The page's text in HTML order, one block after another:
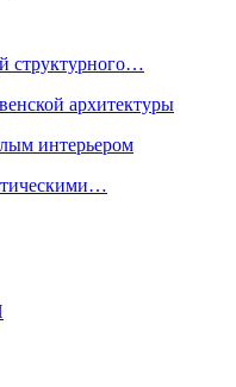
структурного…
архитектуры
интерьером